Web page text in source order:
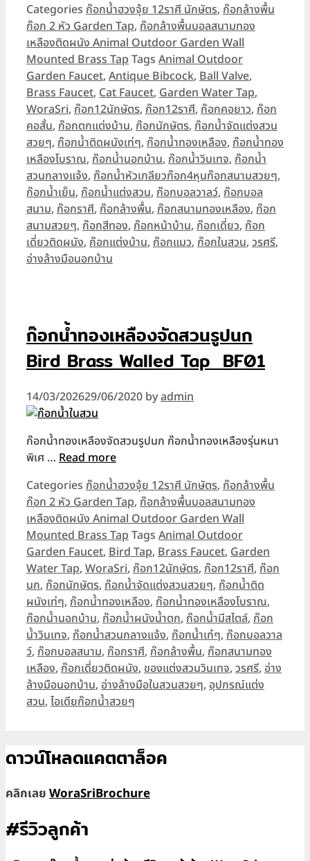
Categories ก๊อกน้ำฮวงจุ้ย 12ราศี นักษัตร, ก๊อกล้างพื้น
ก๊อก 2 หัว Garden Tap, ก๊อกล้างพื้นบอลสนามทอง
เหลืองติดผนัง Animal Outdoor Garden Wall
Mounted Brass Tap Tags Animal Outdoor
Garden Faucet, Antique Bibcock, Ball Valve,
Brass Faucet, Cat Faucet, Garden Water Tap,
WoraSri, ก๊อก12นักษัตร, ก๊อก12ราศี, ก๊อกคอยาว, ก๊อก
คอสั้น, ก๊อกตกแต่งบ้าน, ก๊อกนักษัตร, ก๊อกน้ำจัดแต่งสวน
สวยๆ, ก๊อกน้ำติดผนังเท่ๆ, ก๊อกน้ำทองเหลือง, ก๊อกน้ำทอง
เหลืองโบราณ, ก๊อกน้ำนอกบ้าน, ก๊อกน้ำวินเทจ, ก๊อกน้ำ
สวนกลางแจ้ง, ก๊อกน้ำหัวเกลียวก๊อก4หุนก๊อกสนามสวยๆ,
ก๊อกน้ำเย็น, ก๊อกน้ำแต่งสวน, ก๊อกบอลวาลว์, ก๊อกบอล
สนาม, ก๊อกราศี, ก๊อกล้างพื้น, ก๊อกสนามทองเหลือง, ก๊อก
สนามสวยๆ, ก๊อกสีทอง, ก๊อกหน้าบ้าน, ก๊อกเดี่ยว, ก๊อก
เดี่ยวติดผนัง, ก๊อกแต่งบ้าน, ก๊อกแมว, ก๊อกในสวน, วรศรี,
อ่างล้างมือนอกบ้าน
ก๊อกน้ำทองเหลืองจัดสวนรูปนก
Bird Brass Walled Tap BF01
14/03/202629/06/2020 byadmin
ก๊อกน้ำทองเหลืองจัดสวนรูปนก ก๊อกน้ำทองเหลืองรุ่นหนา
พิเศ … Read more
Categories ก๊อกน้ำฮวงจุ้ย 12ราศี นักษัตร, ก๊อกล้างพื้น
ก๊อก 2 หัว Garden Tap, ก๊อกล้างพื้นบอลสนามทอง
เหลืองติดผนัง Animal Outdoor Garden Wall
Mounted Brass TapTags Animal Outdoor
Garden Faucet, Bird Tap, Brass Faucet, Garden
Water Tap, WoraSri, ก๊อก12นักษัตร, ก๊อก12ราศี, ก๊อก
นก, ก๊อกนักษัตร, ก๊อกน้ำจัดแต่งสวนสวยๆ, ก๊อกน้ำติด
ผนังเท่ๆ, ก๊อกน้ำทองเหลือง, ก๊อกน้ำทองเหลืองโบราณ,
ก๊อกน้ำนอกบ้าน, ก๊อกน้ำผนังน้ำตก, ก๊อกน้ำมีสไตล์, ก๊อก
น้ำวินเทจ, ก๊อกน้ำสวนกลางแจ้ง, ก๊อกน้ำเก๋ๆ, ก๊อกบอลวาล
ว์, ก๊อกบอลสนาม, ก๊อกราศี, ก๊อกล้างพื้น, ก๊อกสนามทอง
เหลือง, ก๊อกเดี่ยวติดผนัง, ของแต่งสวนวินเทจ, วรศรี, อ่าง
ล้างมือนอกบ้าน, อ่างล้างมือในสวนสวยๆ, อุปกรณ์แต่ง
สวน, ไอเดียก๊อกน้ำสวยๆ
ดาวน์โหลดแคตตาล็อค
คลิกเลยWoraSriBrochure
#รีวิวลูกค้า